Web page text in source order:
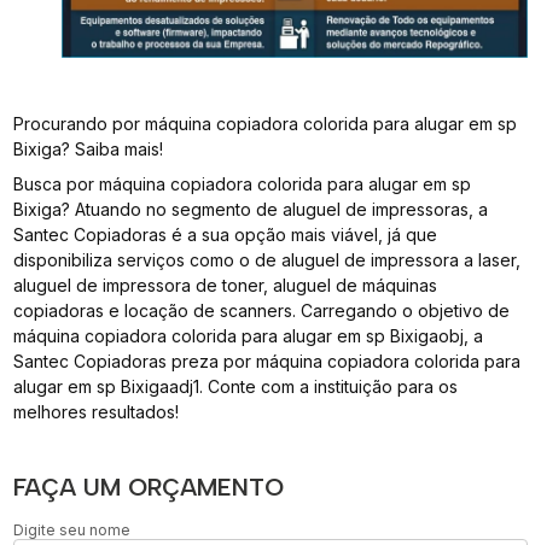
Procurando por máquina copiadora colorida para alugar em sp
Bixiga? Saiba mais!
Busca por máquina copiadora colorida para alugar em sp
Bixiga? Atuando no segmento de aluguel de impressoras, a
Santec Copiadoras é a sua opção mais viável, já que
disponibiliza serviços como o de aluguel de impressora a laser,
aluguel de impressora de toner, aluguel de máquinas
copiadoras e locação de scanners. Carregando o objetivo de
máquina copiadora colorida para alugar em sp Bixigaobj, a
Santec Copiadoras preza por máquina copiadora colorida para
alugar em sp Bixigaadj1. Conte com a instituição para os
melhores resultados!
FAÇA UM ORÇAMENTO
Digite seu nome